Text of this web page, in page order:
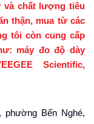
và chất lượng tiêu
thận, mua từ các
tôi còn cung cấp
máy đo độ dày
Scientific,
phường Bến Nghé,